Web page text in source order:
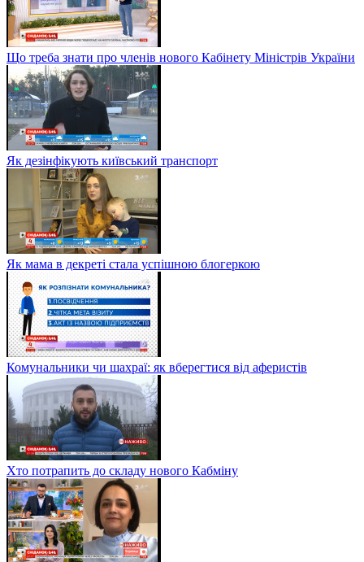
Що треба знати про членів нового Кабінету Міністрів України
Як дезінфікують київський транспорт
Як мама в декреті стала успішною блогеркою
Комунальники чи шахраї: як вберегтися від аферистів
Хто потрапить до складу нового Кабміну